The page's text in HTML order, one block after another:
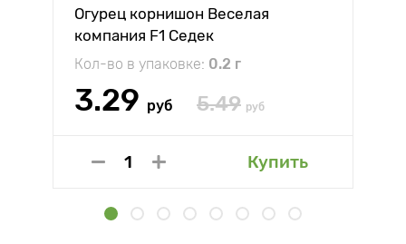
Огурец корнишон Веселая
компания F1 Седек
Кол-во в упаковке: 0.2 г
3.29 руб 5.49 руб
Купить